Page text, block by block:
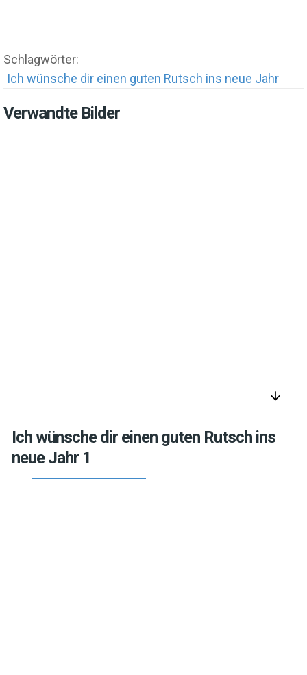
Schlagwörter:
Ich wünsche dir einen guten Rutsch ins neue Jahr
Verwandte Bilder
arrow_downward
Ich wünsche dir einen guten Rutsch ins
neue Jahr 1